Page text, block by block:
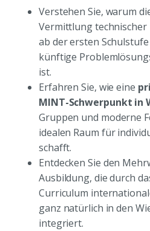
Verstehen Sie, warum
Vermittlung
ab der ersten
künftige
ist.
Erfahren Sie, wie eine
MINT-Schwerpunkt in
Gruppen und moderne
idealen Raum für
schafft.
Entdecken Sie den
Ausbildung, die durch
Curriculum
ganz natürlich in den
integriert.